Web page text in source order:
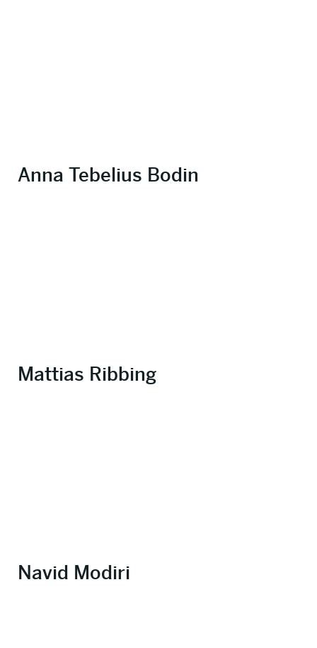
Anna Tebelius Bodin
Mattias Ribbing
Navid Modiri